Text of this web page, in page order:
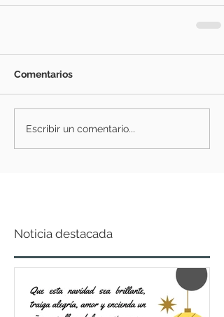
Comentarios
Escribir un comentario...
Noticia destacada